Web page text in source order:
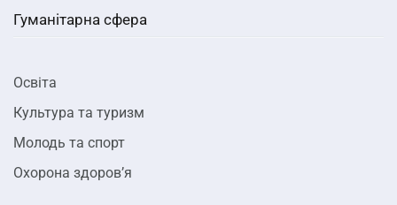
Гуманітарна сфера
Освіта
Культура та туризм
Молодь та спорт
Охорона здоров’я